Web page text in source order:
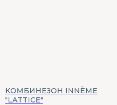
КОМБИНЕЗОН INNÈME
"LATTICE"